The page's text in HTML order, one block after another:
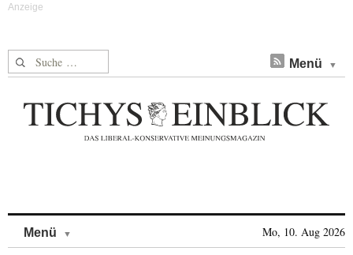
Suche nach: Menü
Menü Mo, 10. Aug 2026